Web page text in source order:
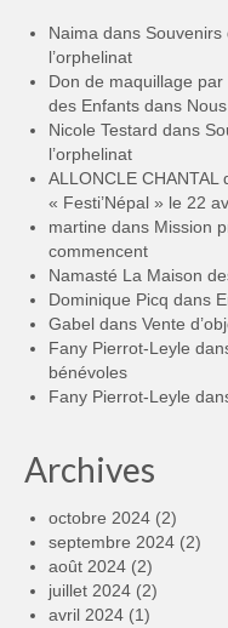
Naima dans Souvenirs
l’orphelinat
Don de maquillage
des Enfants dans
Nicole Testard dans
l’orphelinat
ALLONCLE CHANTAL
« Festi’Népal » le 22
martine dans Mission
commencent
Namasté La Maison
Dominique Picq dans
Gabel dans Vente
Fany Pierrot-Leyle
bénévoles
Fany Pierrot-Leyle
Archives
octobre 2024 (2)
septembre 2024 (2)
août 2024 (2)
juillet 2024 (2)
avril 2024 (1)